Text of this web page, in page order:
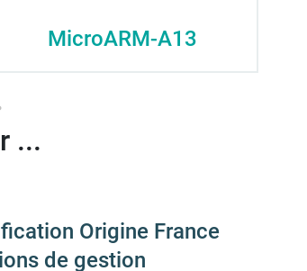
MicroARM-A13
...
Origine France
de gestion